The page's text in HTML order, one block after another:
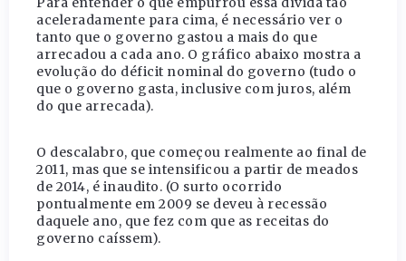
aceleradamente para cima, é necessário ver o
tanto que o governo gastou a mais do que
arrecadou a cada ano. O gráfico abaixo mostra a
evolução do déficit nominal do governo (tudo o
que o governo gasta, inclusive com juros, além
do que arrecada).
O descalabro, que começou realmente ao final de
2011, mas que se intensificou a partir de meados
de 2014, é inaudito. (O surto ocorrido
pontualmente em 2009 se deveu à recessão
daquele ano, que fez com que as receitas do
governo caíssem).